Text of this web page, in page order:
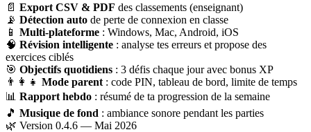
📄 Export CSV & PDF des classements (enseignant)
📡 Détection auto de perte de connexion en classe
📱 Multi-plateforme : Windows, Mac, Android, iOS
🧠 Révision intelligente : analyse tes erreurs et propose des
exercices ciblés
🎯 Objectifs quotidiens : 3 défis chaque jour avec bonus XP
👨‍👩‍👧 Mode parent : code PIN, tableau de bord, limite de temps
📊 Rapport hebdo : résumé de ta progression de la semaine
🎵 Musique de fond : ambiance sonore pendant les parties
🌿 Version 0.4.6 — Mai 2026